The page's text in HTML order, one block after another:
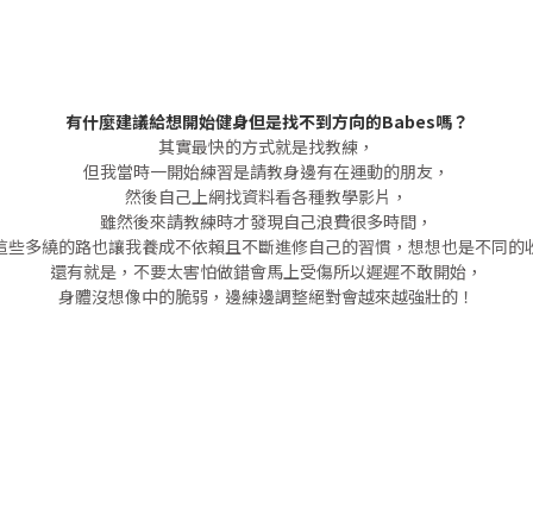
有什麼建議給想開始健身但是找不到方向的Babes嗎？
其實最快的方式就是找教練，
但我當時一開始練習是請教身邊有在運動的朋友，
然後自己上網找資料看各種教學影片，
雖然後來請教練時才發現自己浪費很多時間，
些多繞的路也讓我養成不依賴且不斷進修自己的習慣，想想也是不同的
還有就是，不要太害怕做錯會馬上受傷所以遲遲不敢開始，
身體沒想像中的脆弱，邊練邊調整絕對會越來越強壯的！